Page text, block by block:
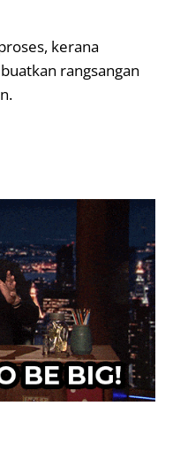
kerana
rangsangan